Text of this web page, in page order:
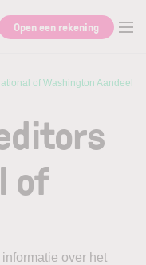
naar informatie
Open een rekening
of Washington Aandeel
of
over het